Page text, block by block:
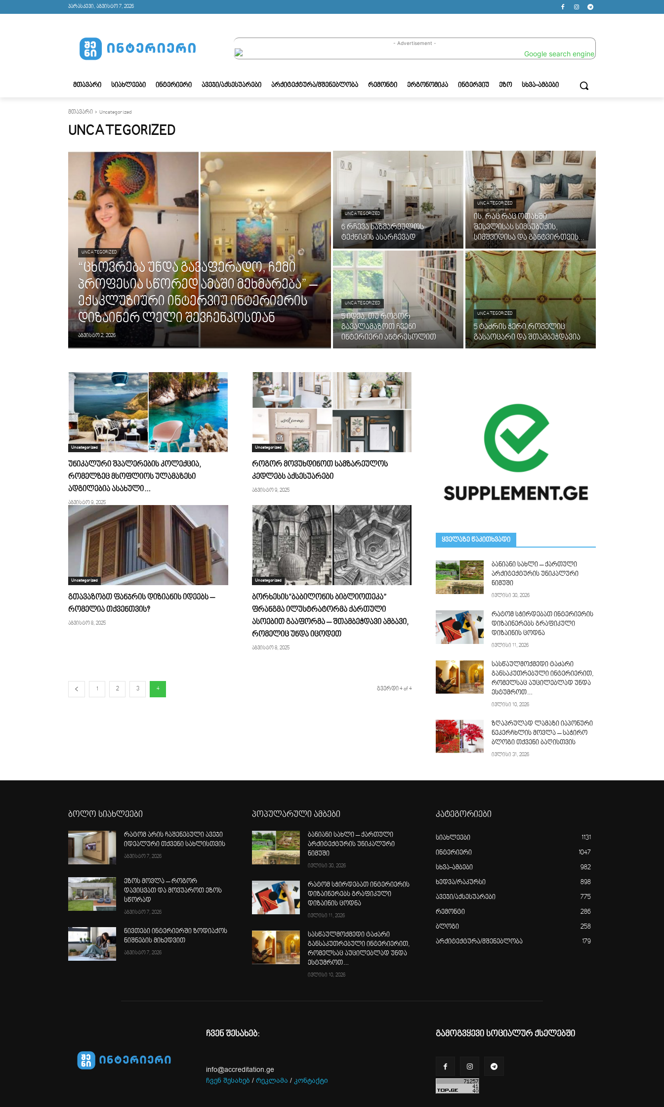
პარასკევი, აგვისტო 7, 2026
- Advertisement -
ᲛᲗᲐᲕᲐᲠᲘ ᲡᲘᲐᲮᲚᲔᲔᲑᲘ ᲘᲜᲢᲔᲠᲘᲔᲠᲘ ᲐᲕᲔᲯᲘ/ᲐᲥᲡᲔᲡᲣᲐᲠᲔᲑᲘ ᲐᲠᲥᲘᲢᲔᲥᲢᲣᲠᲐ/ᲛᲨᲔᲜᲔᲑᲚᲝᲑᲐ ᲠᲔᲛᲝᲜᲢᲘ ᲔᲠᲒᲝᲜᲝᲛᲘᲙᲐ ᲘᲜᲢᲔᲠᲕᲘᲣ ᲔᲖᲝ ᲡᲮᲕᲐ-ᲐᲛᲑᲔᲑᲘ
მთავარი Uncategorized
UNCATEGORIZED
UNCATEGORIZED
“ცხოვრება უნდა გავაფერადო, ჩემი
პროფესია სწორედ ამაში მეხმარება” –
ექსკლუზიური ინტერვიუ ინტერიერის
დიზაინერ ლელი შევჩენკოსთან
აგვისტო 2, 2026
UNCATEGORIZED
6 რჩევა საზმარეულოს
ტექნიკის ასარჩევად
UNCATEGORIZED
ის, რაც რაც ოთახში
შესვლისას სიმსუბუქის,
სიმშვიდისა და განტვირთვის...
UNCATEGORIZED
5 იდეა, თუ როგორ
გავალამაზოთ ჩვენი
ინტერიერი ანტრესოლით
UNCATEGORIZED
5 ტაძრის ჭერი,რომელიც
გასაოცარი და შთამბეჭდავია
Uncategorized
უნიკალური შპალერების კოლექცია,
რომელზეც მსოფლიოს ულამაზესი
ადგილებია ასახული…
აგვისტო 9, 2025
Uncategorized
როგორ მოვუხდინოთ სამზარეულოს
კედლებს აქსესუარები
აგვისტო 9, 2025
Uncategorized
გთავაზობთ ფანჯრის დიზიანის იდეებს –
რომელია თქვენთვის?
აგვისტო 8, 2025
Uncategorized
ბორხესის“ბაბილონის ბიბლიოთეკა”
ფრანგმა ილუსტრატორმა ქართული
ასოებით გააფორმა – შთამბეჭდავი ამბავი,
რომელიც უნდა იცოდეთ
აგვისტო 8, 2025
1 2 3 4 გვერდი 4 of 4
ᲧᲕᲔᲚᲐᲖᲔ ᲬᲐᲙᲘᲗᲮᲕᲐᲓᲘ
ბანიანი სახლი – ქართული
არქიტექტურის უნიკალური
ნიმუში
ივლისი 30, 2026
რატომ სჭირდებათ ინტერიერის
დიზაინერებს გრაფიკული
დიზაინის ცოდნა
ივლისი 11, 2026
სასწაულმოქმედი ტაძარი
განსაკუთრებული ინტერიერით,
რომელსაც აუცილებლად უნდა
ესტუმროთ…
ივლისი 10, 2026
ზღაპრულად ლამაზი იაპონური
ნეკერჩხლის მოვლა – საჭირო
ბლოგი თქვენი ბაღისთვის
ივლისი 31, 2026
ბოლო სიახლეები
რატომ არის ჩაშენებული ავეჯი
იდეალური თქვენი სახლისთვის
აგვისტო 7, 2026
ეზოს მოვლა – როგორ
დავიცვათ და მოვუაროთ ეზოს
სწორად
აგვისტო 7, 2026
ნივთები ინტერიერში ზოდიაქოს
ნიშნების მიხედვით
აგვისტო 7, 2026
პოპულარული ამბები
ბანიანი სახლი – ქართული
არქიტექტურის უნიკალური
ნიმუში
ივლისი 30, 2026
რატომ სჭირდებათ ინტერიერის
დიზაინერებს გრაფიკული
დიზაინის ცოდნა
ივლისი 11, 2026
სასწაულმოქმედი ტაძარი
განსაკუთრებული ინტერიერით,
რომელსაც აუცილებლად უნდა
ესტუმროთ…
ივლისი 10, 2026
კატეგორიები
სიახლეები 1131
ინტერიერი 1047
სხვა-ამბები 982
ხედვა/რაკურსი 898
ავეჯი/აქსესუარები 775
რემონტი 286
ბლოგი 258
არქიტექტურა/მშენებლობა 179
ჩვენ შესახებ:
info@accreditation.ge
ჩვენ შესახებ / რეკლამა / კონტაქტი
გამოგვყევი სოციალურ ქსელებში